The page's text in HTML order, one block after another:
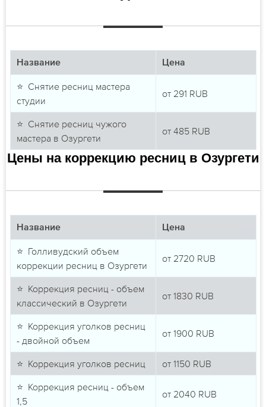
Название Цена
⭐ Снятие ресниц мастера
студии
от 291 RUB
⭐ Снятие ресниц чужого
мастера в Озургети
от 485 RUB
Цены на коррекцию ресниц в Озургети
Название Цена
⭐ Голливудский объем
коррекции ресниц в Озургети
от 2720 RUB
⭐ Коррекция ресниц - объем
классический в Озургети
от 1830 RUB
⭐ Коррекция уголков ресниц
- двойной объем
от 1900 RUB
⭐ Коррекция уголков ресниц от 1150 RUB
⭐ Коррекция ресниц - объем
1,5
от 2040 RUB